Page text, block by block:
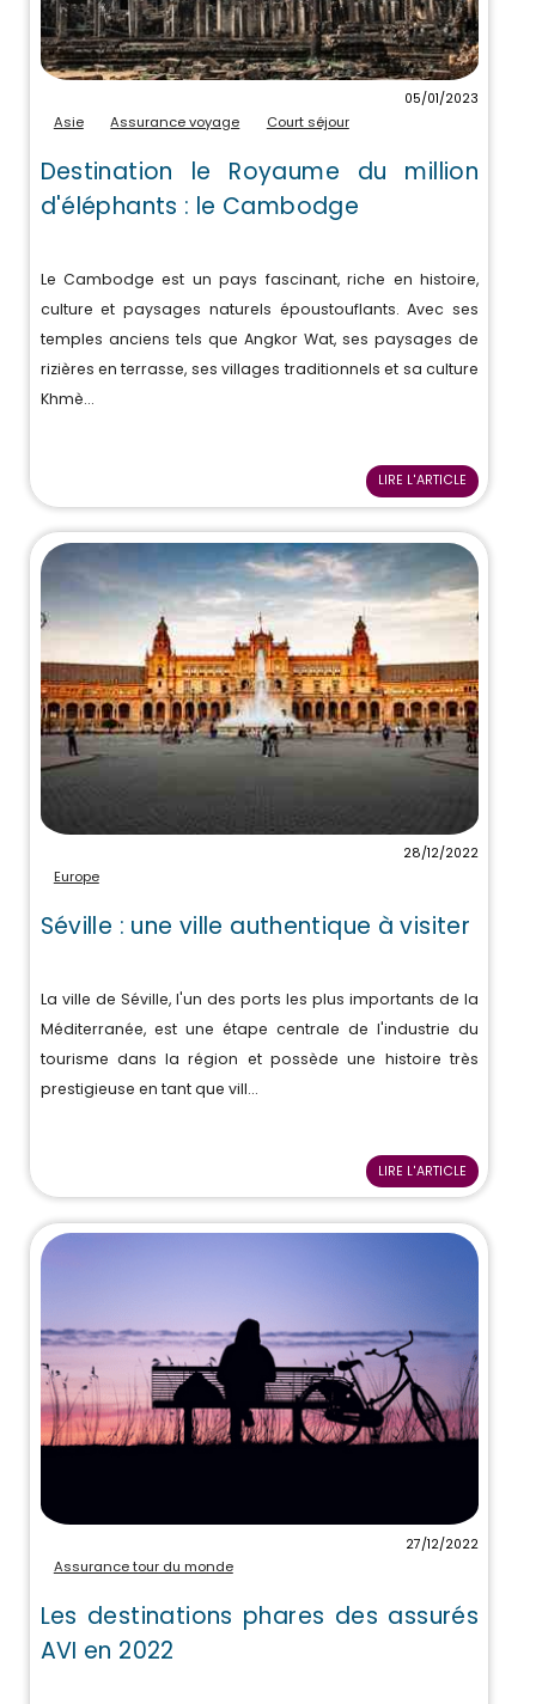
05/01/2023
Asie Assurance voyage Court séjour
Destination le Royaume du million
d'éléphants : le Cambodge
Le Cambodge est un pays fascinant, riche en histoire,
culture et paysages naturels époustouflants. Avec ses
temples anciens tels que Angkor Wat, ses paysages de
rizières en terrasse, ses villages traditionnels et sa culture
Khmè...
LIRE L'ARTICLE
28/12/2022
Europe
Séville : une ville authentique à visiter
La ville de Séville, l'un des ports les plus importants de la
Méditerranée, est une étape centrale de l'industrie du
tourisme dans la région et possède une histoire très
prestigieuse en tant que vill...
LIRE L'ARTICLE
27/12/2022
Assurance tour du monde
Les destinations phares des assurés
AVI en 2022